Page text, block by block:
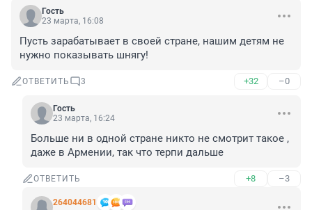
Гость
23 марта, 16:08
Пусть зарабатывает в своей стране, нашим детям не
нужно показывать шнягу!
ОТВЕТИТЬ 3 +32 –0
Гость
23 марта, 16:24
Больше ни в одной стране никто не смотрит такое ,
даже в Армении, так что терпи дальше
ОТВЕТИТЬ +8 –3
264044681